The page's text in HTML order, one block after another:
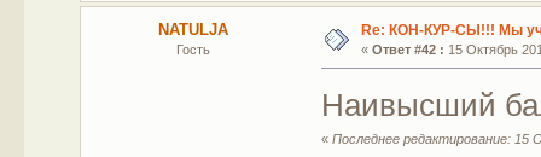
NATULJA
Гость
Re: КОН-КУР-СЫ!!! Мы
« Ответ #42 : 15 Октябрь
Наивысший
«Последнее редактирование: 15